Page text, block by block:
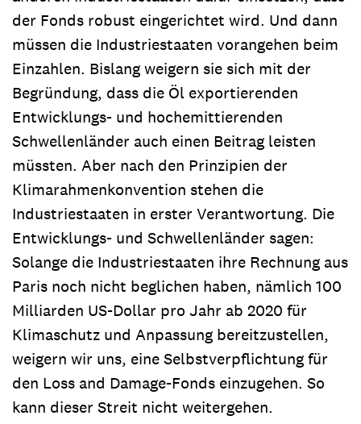
der Fonds robust eingerichtet wird. Und dann
müssen die Industriestaaten vorangehen beim
Einzahlen. Bislang weigern sie sich mit der
Begründung, dass die Öl exportierenden
Entwicklungs- und hochemittierenden
Schwellenländer auch einen Beitrag leisten
müssten. Aber nach den Prinzipien der
Klimarahmenkonvention stehen die
Industriestaaten in erster Verantwortung. Die
Entwicklungs- und Schwellenländer sagen:
Solange die Industriestaaten ihre Rechnung aus
Paris noch nicht beglichen haben, nämlich 100
Milliarden US-Dollar pro Jahr ab 2020 für
Klimaschutz und Anpassung bereitzustellen,
weigern wir uns, eine Selbstverpflichtung für
den Loss and Damage-Fonds einzugehen. So
kann dieser Streit nicht weitergehen.